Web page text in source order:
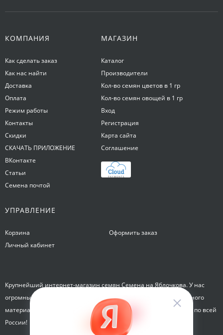
КОМПАНИЯ
Как сделать заказ
Как нас найти
Доставка
Оплата
Режим работы
Контакты
Скидки
СКАЧАТЬ ПРИЛОЖЕНИЕ
ВКонтакте
Статьи
Семена почтой
МАГАЗИН
Каталог
Производители
Кол-во семян цветов в 1 гр
Кол-во семян овощей в 1 гр
Вход
Регистрация
Карта сайта
Соглашение
УПРАВЛЕНИЕ
Корзина
Личный кабинет
Оформить заказ
Крупнейший интернет-магазин семян Семена на Яблочкова. У нас
огромный каталог семян, растений, луковиц цветов и посадочного
материала. Здесь вы можете купить семена почтой и курьером по всей
России!